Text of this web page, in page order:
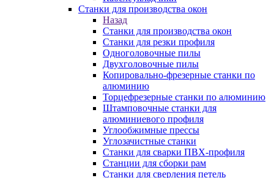
Станки для производства окон
Назад
Станки для производства окон
Станки для резки профиля
Одноголовочные пилы
Двухголовочные пилы
Копировально-фрезерные станки по
алюминию
Торцефрезерные станки по алюминию
Штамповочные станки для
алюминиевого профиля
Углообжимные прессы
Углозачистные станки
Станки для сварки ПВХ-профиля
Станции для сборки рам
Станки для сверления петель